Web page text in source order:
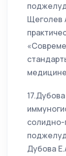
Щеголев
солидно-
Дубова